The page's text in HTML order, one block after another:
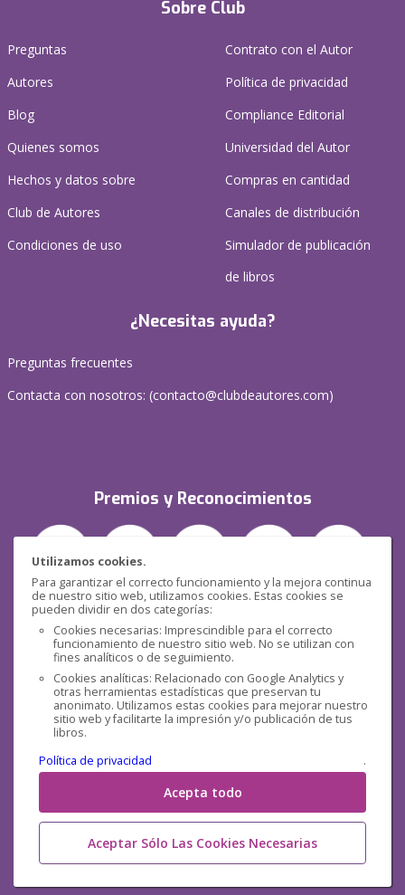
Utilizamos cookies.
Para garantizar el correcto funcionamiento y la mejora continua
de nuestro sitio web, utilizamos cookies. Estas cookies se
pueden dividir en dos categorías:
Cookies necesarias: Imprescindible para el correcto
funcionamiento de nuestro sitio web. No se utilizan con
fines analíticos o de seguimiento.
Cookies analíticas: Relacionado con Google Analytics y
otras herramientas estadísticas que preservan tu
anonimato. Utilizamos estas cookies para mejorar nuestro
sitio web y facilitarte la impresión y/o publicación de tus
libros.
Política de privacidad
.
Acepta todo
Aceptar Sólo Las Cookies Necesarias
Sobre Club
Preguntas
Autores
Blog
Quienes somos
Hechos y datos sobre
Club de Autores
Condiciones de uso
Contrato con el Autor
Política de privacidad
Compliance Editorial
Universidad del Autor
Compras en cantidad
Canales de distribución
Simulador de publicación
de libros
¿Necesitas ayuda?
Preguntas frecuentes
Contacta con nosotros: (contacto@clubdeautores.com)
Premios y Reconocimientos
Seguridad